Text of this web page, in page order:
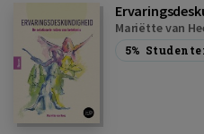
Mariëtte van
5%